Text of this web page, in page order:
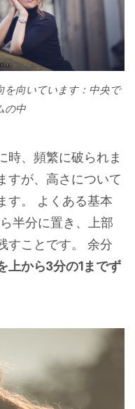
を向いています：中央で
の中
時、頻繁に破られま
すが、高さについて
す。 よくある基本
半分に置き、上部
すことです。 余分
上から3分の1までず